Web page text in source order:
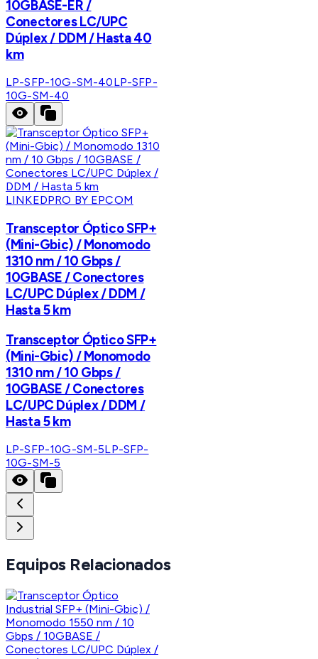
10GBASE-ER /
Conectores LC/UPC
Dúplex / DDM / Hasta 40
km
LP-SFP-10G-SM-40LP-SFP-
10G-SM-40
LINKEDPRO BY EPCOM
Transceptor Óptico SFP+
(Mini-Gbic) / Monomodo
1310 nm / 10 Gbps /
10GBASE / Conectores
LC/UPC Dúplex / DDM /
Hasta 5 km
Transceptor Óptico SFP+
(Mini-Gbic) / Monomodo
1310 nm / 10 Gbps /
10GBASE / Conectores
LC/UPC Dúplex / DDM /
Hasta 5 km
LP-SFP-10G-SM-5LP-SFP-
10G-SM-5
Equipos Relacionados